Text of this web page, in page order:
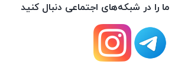
ما را در شبکه‌های اجتماعی دنبال کنید